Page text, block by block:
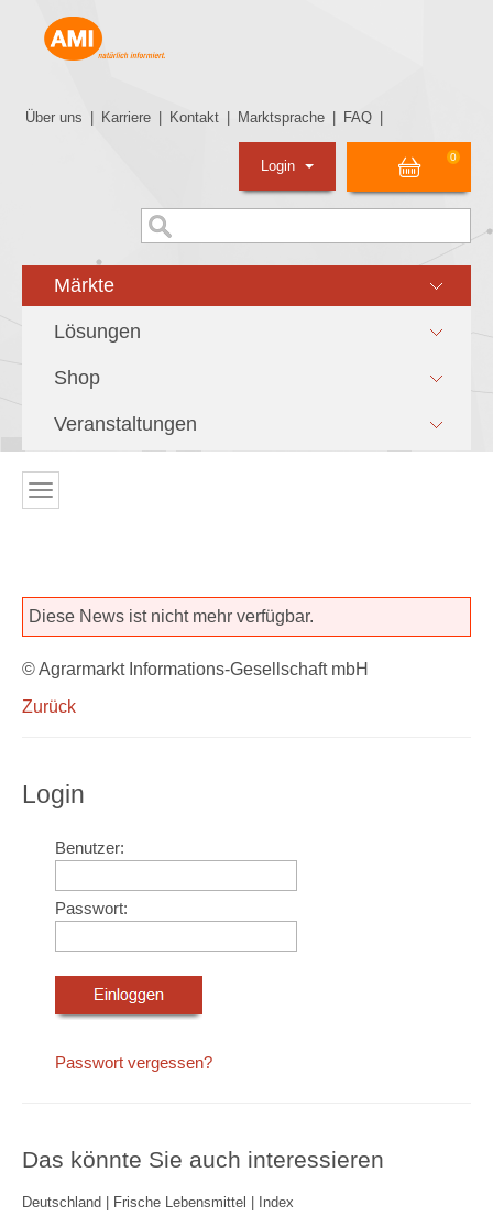
Über uns Karriere Kontakt Marktsprache FAQ
0
Login
Märkte
Lösungen
Shop
Veranstaltungen
Diese News ist nicht mehr verfügbar.
© Agrarmarkt Informations-Gesellschaft mbH
Zurück
Login
Benutzer:
Passwort:
Passwort vergessen?
Das könnte Sie auch interessieren
Deutschland | Frische Lebensmittel | Index